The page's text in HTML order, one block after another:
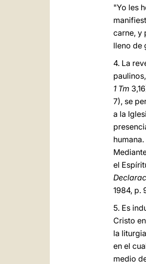
"Yo les
carne, y
lleno de
4. La
1 Tm
7), se
a la
el
1984, p.
5. Es
Cristo
la
en el
medio